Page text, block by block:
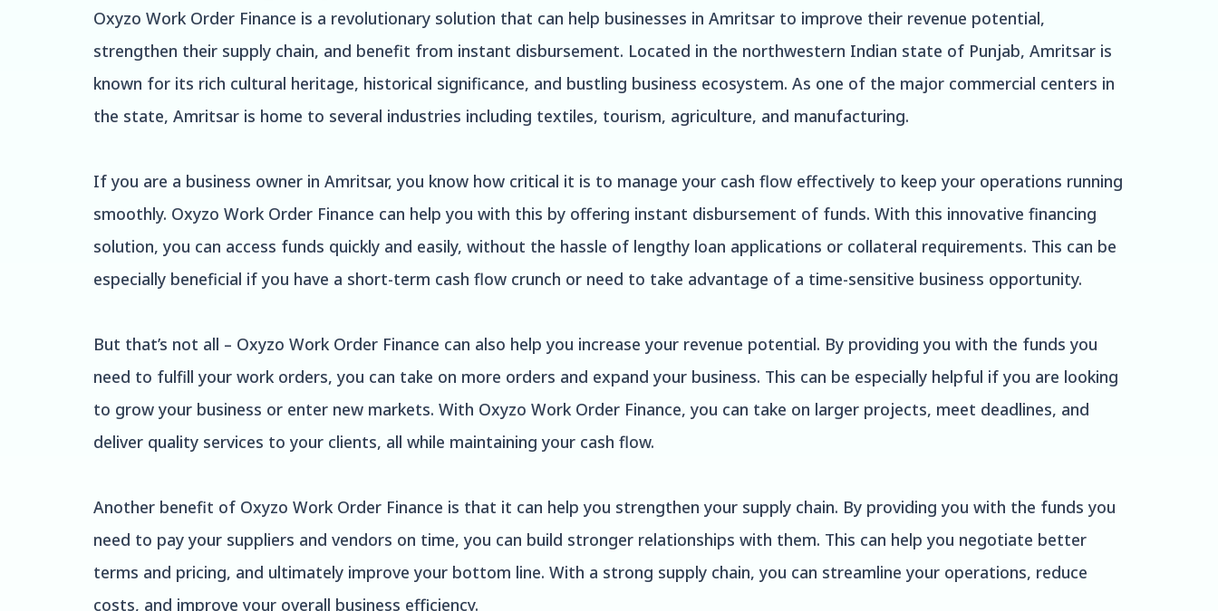
Oxyzo Work Order Finance is a revolutionary solution that can help businesses in Amritsar to improve their revenue potential,
strengthen their supply chain, and benefit from instant disbursement. Located in the northwestern Indian state of Punjab, Amritsar is
known for its rich cultural heritage, historical significance, and bustling business ecosystem. As one of the major commercial centers in
the state, Amritsar is home to several industries including textiles, tourism, agriculture, and manufacturing.
If you are a business owner in Amritsar, you know how critical it is to manage your cash flow effectively to keep your operations running
smoothly. Oxyzo Work Order Finance can help you with this by offering instant disbursement of funds. With this innovative financing
solution, you can access funds quickly and easily, without the hassle of lengthy loan applications or collateral requirements. This can be
especially beneficial if you have a short-term cash flow crunch or need to take advantage of a time-sensitive business opportunity.
But that’s not all – Oxyzo Work Order Finance can also help you increase your revenue potential. By providing you with the funds you
need to fulfill your work orders, you can take on more orders and expand your business. This can be especially helpful if you are looking
to grow your business or enter new markets. With Oxyzo Work Order Finance, you can take on larger projects, meet deadlines, and
deliver quality services to your clients, all while maintaining your cash flow.
Another benefit of Oxyzo Work Order Finance is that it can help you strengthen your supply chain. By providing you with the funds you
need to pay your suppliers and vendors on time, you can build stronger relationships with them. This can help you negotiate better
terms and pricing, and ultimately improve your bottom line. With a strong supply chain, you can streamline your operations, reduce
costs, and improve your overall business efficiency.